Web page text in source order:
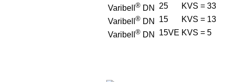
Varibell ® DN 25
KVS = 33
Varibell ® DN 15
KVS = 13
Varibell ® DN 15VE KVS = 5